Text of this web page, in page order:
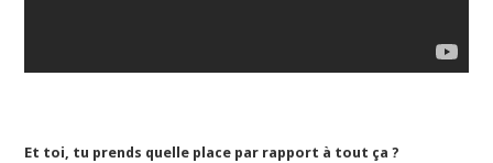
Et toi, tu prends quelle place par rapport à tout ça ?